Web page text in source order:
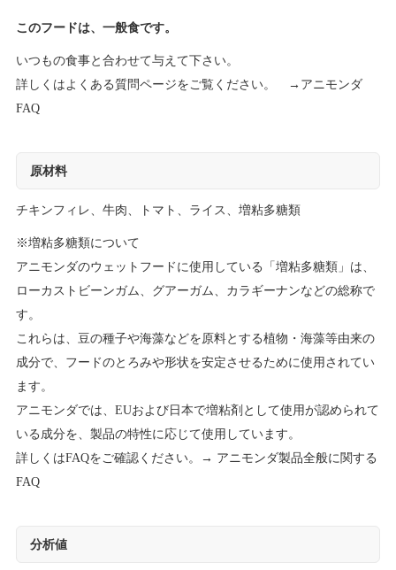
このフードは、一般食です。
いつもの食事と合わせて与えて下さい。
詳しくはよくある質問ページをご覧ください。 → アニモンダ
FAQ
原材料
チキンフィレ、牛肉、トマト、ライス、増粘多糖類
※増粘多糖類について
アニモンダのウェットフードに使用している「増粘多糖類」は、
ローカストビーンガム、グアーガム、カラギーナンなどの総称で
す。
これらは、豆の種子や海藻などを原料とする植物・海藻等由来の
成分で、フードのとろみや形状を安定させるために使用されてい
ます。
アニモンダでは、EUおよび日本で増粘剤として使用が認められて
いる成分を、製品の特性に応じて使用しています。
詳しくはFAQをご確認ください。→ アニモンダ製品全般に関する
FAQ
分析値